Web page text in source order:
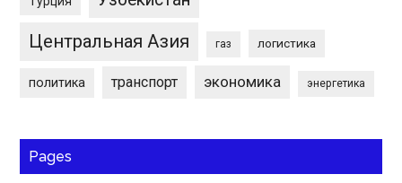
Центральная Азия газ логистика
политика транспорт экономика энергетика
Pages